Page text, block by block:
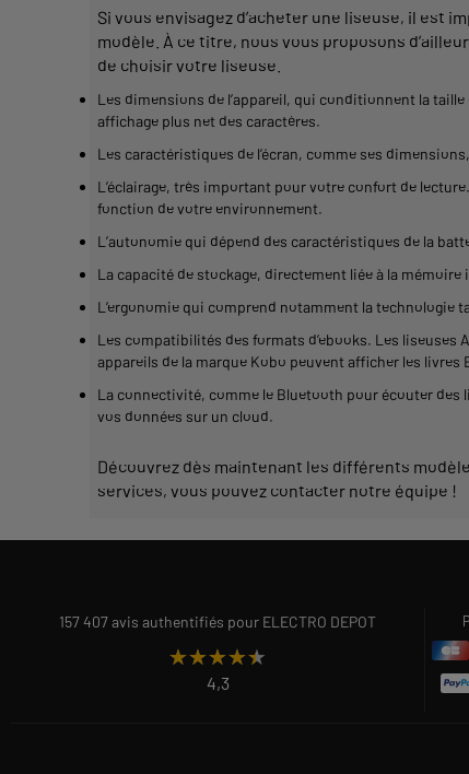
Si vous envisagez d’acheter une liseuse, il est
modèle. À ce titre, nous vous proposons
de choisir votre liseuse
Les dimensions de l’appareil, qui conditionnent la taille
affichage plus net des caractères.
Les caractéristiques de l’écran, comme ses
L’éclairage, très important pour votre confort de
fonction de votre environnement.
L’autonomie qui dépend des caractéristiques de la
La capacité de stockage, directement liée à la mémoire
L’ergonomie qui comprend notamment la technologie
Les compatibilités des formats d’ebooks. Les liseuses
appareils de la marque Kobo peuvent afficher les livres
La connectivité, comme le Bluetooth pour écouter des
vos données sur un cloud.
Découvrez dès maintenant les différents
services, vous pouvez contacter notre équipe !
157 407 avis authentifiés pour ELECTRO DEPOT
★★★★★
★★★★★
4,3